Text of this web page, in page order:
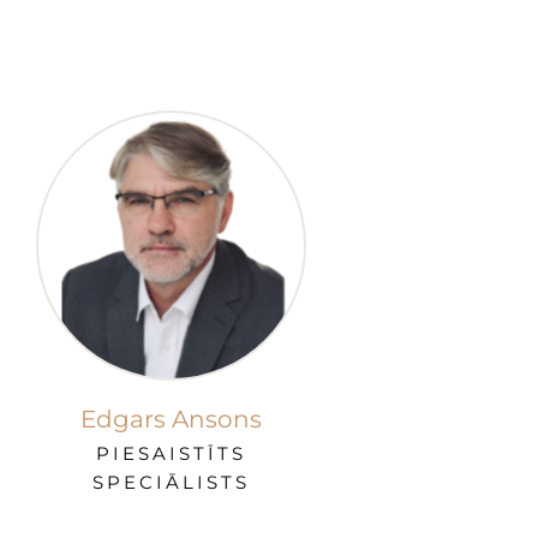
Edgars Ansons
PIESAISTĪTS
SPECIĀLISTS